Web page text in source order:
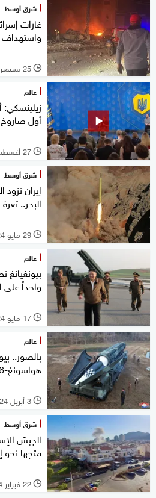
شرق أوسط
غارات
واستهداف
l 25 سبتمبر 2024
عالم
زيلينسكي:
أول
l 27 أغسطس 2024
شرق أوسط
إيران
البحر..
l 29 مايو 2024
عالم
بيونغيانغ
واحداً على
l 17 مايو 2024
عالم
بالصور..
هواسونغ-16بي الأسرع من الصوت
l 3 أبريل 2024
شرق أوسط
الجيش
متجها نحو
l 22 فبراير 2024